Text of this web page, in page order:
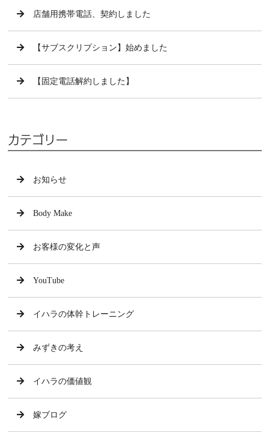
店舗用携帯電話、契約しました
【サブスクリプション】始めました
【固定電話解約しました】
カテゴリー
お知らせ
Body Make
お客様の変化と声
YouTube
イハラの体幹トレーニング
みずきの考え
イハラの価値観
嫁ブログ